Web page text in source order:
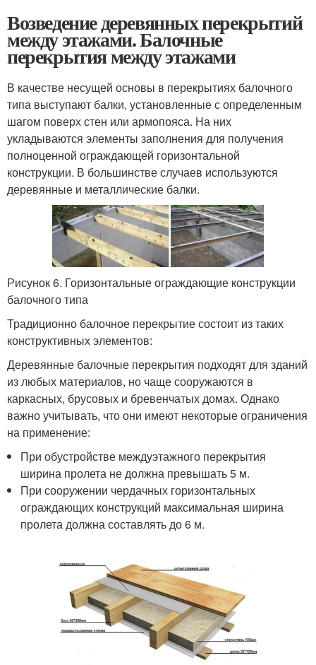
Возведение деревянных перекрытий
между этажами. Балочные
перекрытия между этажами
В качестве несущей основы в перекрытиях балочного
типа выступают балки, установленные с определенным
шагом поверх стен или армопояса. На них
укладываются элементы заполнения для получения
полноценной ограждающей горизонтальной
конструкции. В большинстве случаев используются
деревянные и металлические балки.
Рисунок 6. Горизонтальные ограждающие конструкции
балочного типа
Традиционно балочное перекрытие состоит из таких
конструктивных элементов:
Деревянные балочные перекрытия подходят для зданий
из любых материалов, но чаще сооружаются в
каркасных, брусовых и бревенчатых домах. Однако
важно учитывать, что они имеют некоторые ограничения
на применение:
При обустройстве междуэтажного перекрытия
ширина пролета не должна превышать 5 м.
При сооружении чердачных горизонтальных
ограждающих конструкций максимальная ширина
пролета должна составлять до 6 м.